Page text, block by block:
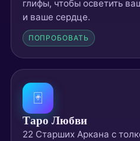
глифы, чтобы осветить
и ваше сердце.
ПОПРОБОВАТЬ
🃏
Таро Любви
22 Старших Аркана с